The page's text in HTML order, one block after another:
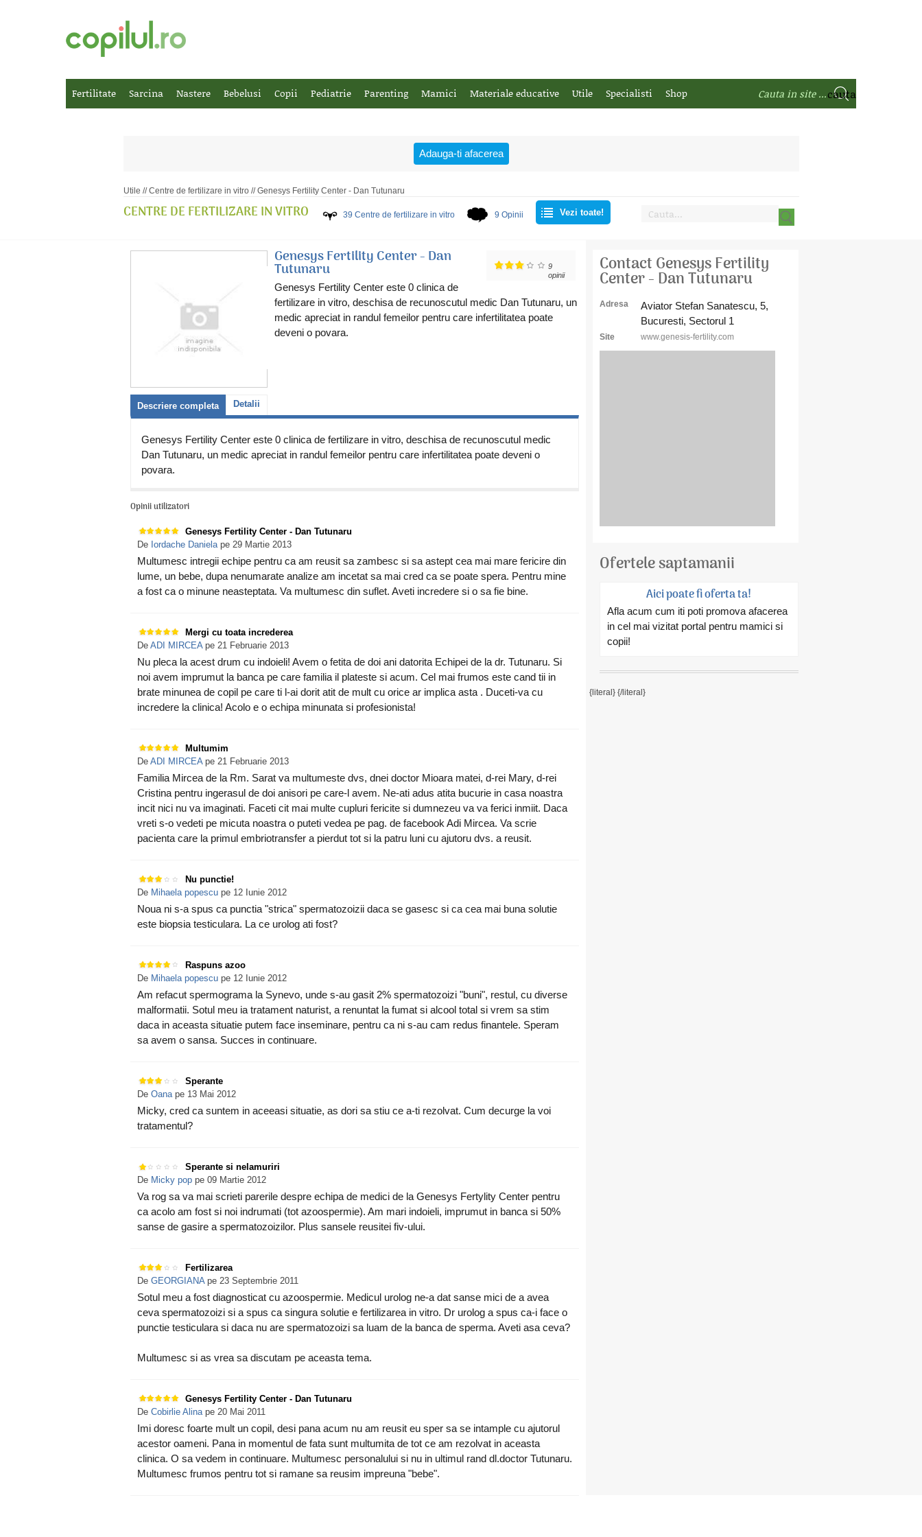
Fertilitate Sarcina Nastere Bebelusi Copii Pediatrie Parenting Mamici Materiale educative Utile Specialisti Shop
Adauga-ti afacerea
Utile //Centre de fertilizare in vitro // Genesys Fertility Center - Dan Tutunaru
CENTRE DE FERTILIZARE IN VITRO 39 Centre de fertilizare in vitro 9 Opinii Vezi toate!
9
opinii
Genesys Fertility Center - Dan
Tutunaru
Genesys Fertility Center este 0 clinica de
fertilizare in vitro, deschisa de recunoscutul medic Dan Tutunaru, un
medic apreciat in randul femeilor pentru care infertilitatea poate
deveni o povara.
Descriere completa Detalii
Genesys Fertility Center este 0 clinica de fertilizare in vitro, deschisa de recunoscutul medic
Dan Tutunaru, un medic apreciat in randul femeilor pentru care infertilitatea poate deveni o
povara.
Opinii utilizatori
Genesys Fertility Center - Dan Tutunaru
De Iordache Danielape 29 Martie 2013
Multumesc intregii echipe pentru ca am reusit sa zambesc si sa astept cea mai mare fericire din
lume, un bebe, dupa nenumarate analize am incetat sa mai cred ca se poate spera. Pentru mine
a fost ca o minune neasteptata. Va multumesc din suflet. Aveti incredere si o sa fie bine.
Mergi cu toata increderea
De ADI MIRCEApe 21 Februarie 2013
Nu pleca la acest drum cu indoieli! Avem o fetita de doi ani datorita Echipei de la dr. Tutunaru. Si
noi avem imprumut la banca pe care familia il plateste si acum. Cel mai frumos este cand tii in
brate minunea de copil pe care ti l-ai dorit atit de mult cu orice ar implica asta . Duceti-va cu
incredere la clinica! Acolo e o echipa minunata si profesionista!
Multumim
De ADI MIRCEApe 21 Februarie 2013
Familia Mircea de la Rm. Sarat va multumeste dvs, dnei doctor Mioara matei, d-rei Mary, d-rei
Cristina pentru ingerasul de doi anisori pe care-l avem. Ne-ati adus atita bucurie in casa noastra
incit nici nu va imaginati. Faceti cit mai multe cupluri fericite si dumnezeu va va ferici inmiit. Daca
vreti s-o vedeti pe micuta noastra o puteti vedea pe pag. de facebook Adi Mircea. Va scrie
pacienta care la primul embriotransfer a pierdut tot si la patru luni cu ajutoru dvs. a reusit.
Nu punctie!
De Mihaela popescupe 12 Iunie 2012
Noua ni s-a spus ca punctia "strica" spermatozoizii daca se gasesc si ca cea mai buna solutie
este biopsia testiculara. La ce urolog ati fost?
Raspuns azoo
De Mihaela popescupe 12 Iunie 2012
Am refacut spermograma la Synevo, unde s-au gasit 2% spermatozoizi "buni", restul, cu diverse
malformatii. Sotul meu ia tratament naturist, a renuntat la fumat si alcool total si vrem sa stim
daca in aceasta situatie putem face inseminare, pentru ca ni s-au cam redus finantele. Speram
sa avem o sansa. Succes in continuare.
Sperante
De Oanape 13 Mai 2012
Micky, cred ca suntem in aceeasi situatie, as dori sa stiu ce a-ti rezolvat. Cum decurge la voi
tratamentul?
Sperante si nelamuriri
De Micky poppe 09 Martie 2012
Va rog sa va mai scrieti parerile despre echipa de medici de la Genesys Fertylity Center pentru
ca acolo am fost si noi indrumati (tot azoospermie). Am mari indoieli, imprumut in banca si 50%
sanse de gasire a spermatozoizilor. Plus sansele reusitei fiv-ului.
Fertilizarea
De GEORGIANApe 23 Septembrie 2011
Sotul meu a fost diagnosticat cu azoospermie. Medicul urolog ne-a dat sanse mici de a avea
ceva spermatozoizi si a spus ca singura solutie e fertilizarea in vitro. Dr urolog a spus ca-i face o
punctie testiculara si daca nu are spermatozoizi sa luam de la banca de sperma. Aveti asa ceva?
Multumesc si as vrea sa discutam pe aceasta tema.
Genesys Fertility Center - Dan Tutunaru
De Cobirlie Alinape 20 Mai 2011
Imi doresc foarte mult un copil, desi pana acum nu am reusit eu sper sa se intample cu ajutorul
acestor oameni. Pana in momentul de fata sunt multumita de tot ce am rezolvat in aceasta
clinica. O sa vedem in continuare. Multumesc personalului si nu in ultimul rand dl.doctor Tutunaru.
Multumesc frumos pentru tot si ramane sa reusim impreuna "bebe".
Contact Genesys Fertility
Center - Dan Tutunaru
Adresa
Aviator Stefan Sanatescu, 5,
Bucuresti, Sectorul 1
Site www.genesis-fertility.com
Ofertele saptamanii
Aici poate fi oferta ta!
Afla acum cum iti poti promova afacerea
in cel mai vizitat portal pentru mamici si
copii!
{literal} {/literal}